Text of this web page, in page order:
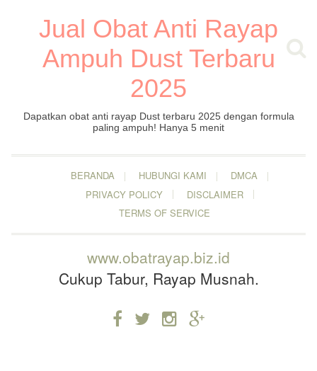
Jual Obat Anti Rayap
Ampuh Dust Terbaru
2025
Dapatkan obat anti rayap Dust terbaru 2025 dengan formula
paling ampuh! Hanya 5 menit
BERANDA HUBUNGI KAMI
DMCA
PRIVACY POLICY
DISCLAIMER
TERMS OF SERVICE
www.obatrayap.biz.id
Cukup Tabur, Rayap Musnah.